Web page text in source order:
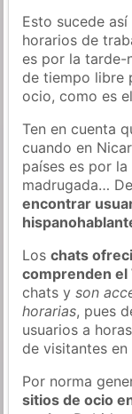
Esto sucede
horarios de
es por la tarde-
de tiempo libre
ocio, como es
Ten en cuenta
cuando en
países es por
madrugada…
encontrar
Loschats
comprenden el
chats yson
horarias, pues
usuarios a
de visitantes en
Por norma
sitios de ocio